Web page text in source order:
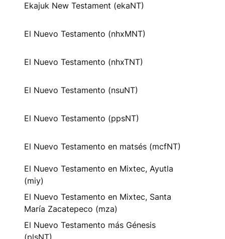
Ekajuk New Testament (ekaNT)
El Nuevo Testamento (nhxMNT)
El Nuevo Testamento (nhxTNT)
El Nuevo Testamento (nsuNT)
El Nuevo Testamento (ppsNT)
El Nuevo Testamento en matsés (mcfNT)
El Nuevo Testamento en Mixtec, Ayutla
(miy)
El Nuevo Testamento en Mixtec, Santa
María Zacatepeco (mza)
El Nuevo Testamento más Génesis
(plsNT)